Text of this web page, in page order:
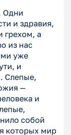
Одни
и здравия,
грехом, а
из нас
уже
и
Слепые,
—
и
собой
которых мир